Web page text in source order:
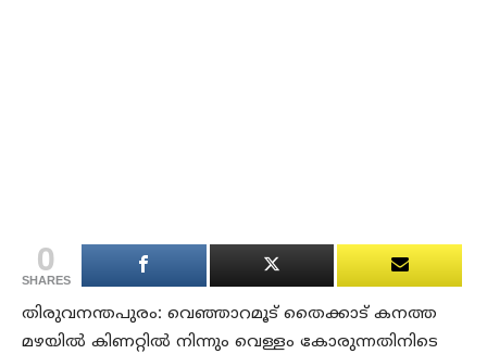
0
SHARES
തിരുവനന്തപുരം: വെഞ്ഞാറമൂട് തൈക്കാട് കനത്ത
മഴയിൽ കിണറ്റിൽ നിന്നും വെള്ളം കോരുന്നതിനിടെ